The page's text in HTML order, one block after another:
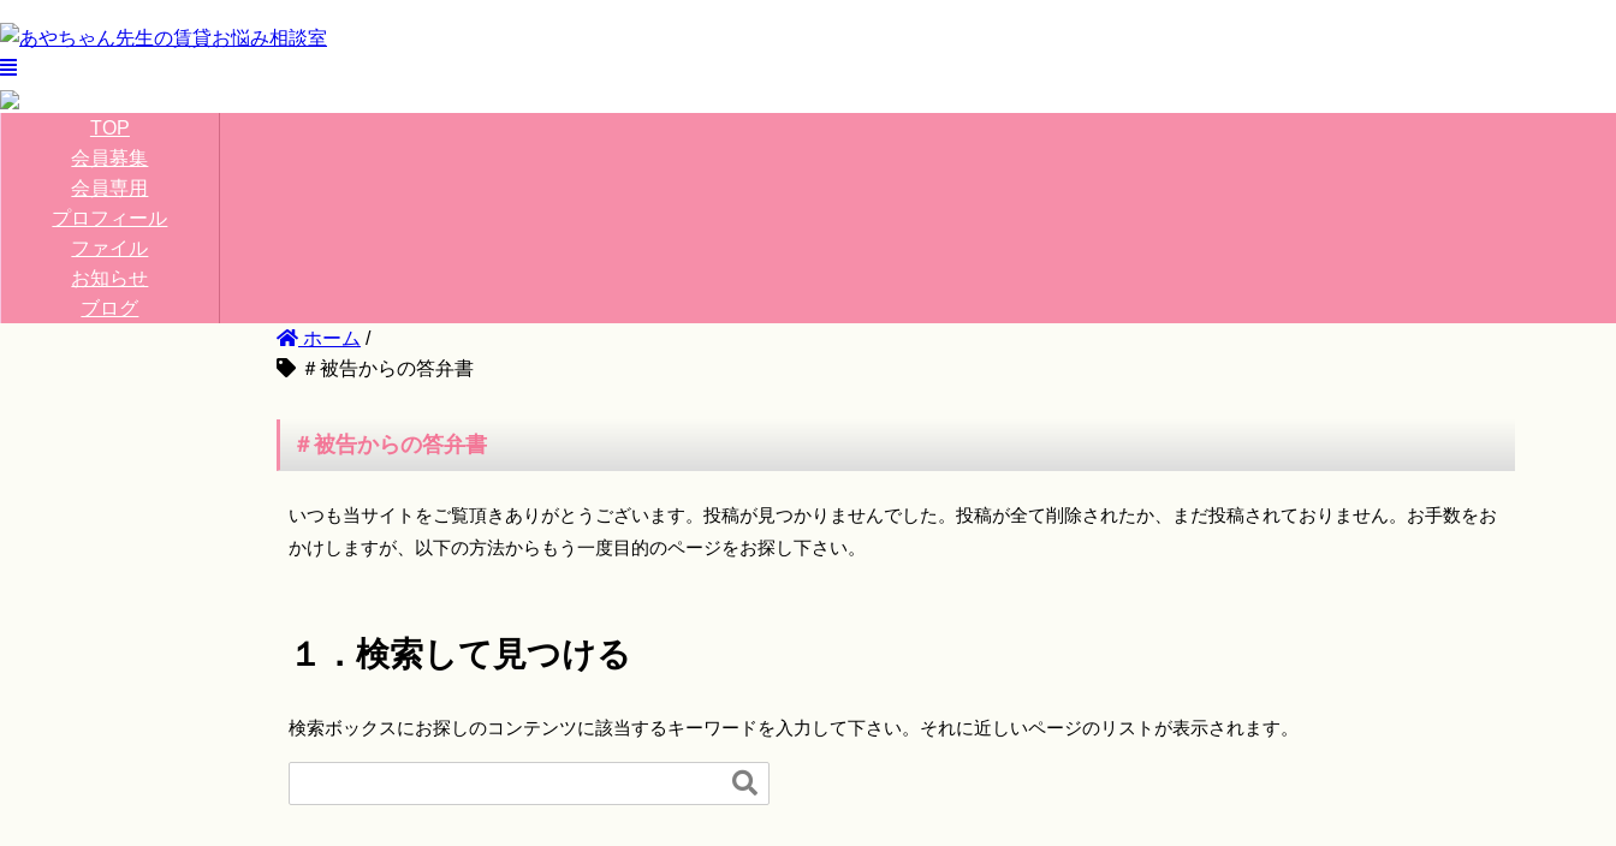
TOP
会員募集
会員専用
プロフィール
ファイル
お知らせ
ブログ
ホーム /
＃被告からの答弁書
＃被告からの答弁書
いつも当サイトをご覧頂きありがとうございます。投稿が見つかりませんでした。投稿が全て削除されたか、まだ投稿されておりません。お手数をお
かけしますが、以下の方法からもう一度目的のページをお探し下さい。
１．検索して見つける
検索ボックスにお探しのコンテンツに該当するキーワードを入力して下さい。それに近しいページのリストが表示されます。
